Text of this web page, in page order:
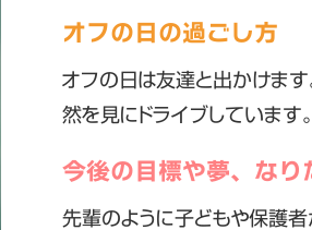
オフの日の過ごし方
オフの日は友達と出かけます
然を見にドライブしています。
今後の目標や夢、なり
先輩のように子どもや保護者